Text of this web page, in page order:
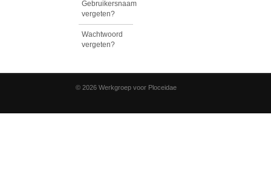
Gebruikersnaam
vergeten?
Wachtwoord
vergeten?
© 2026 Werkgroep voor Ploceidae